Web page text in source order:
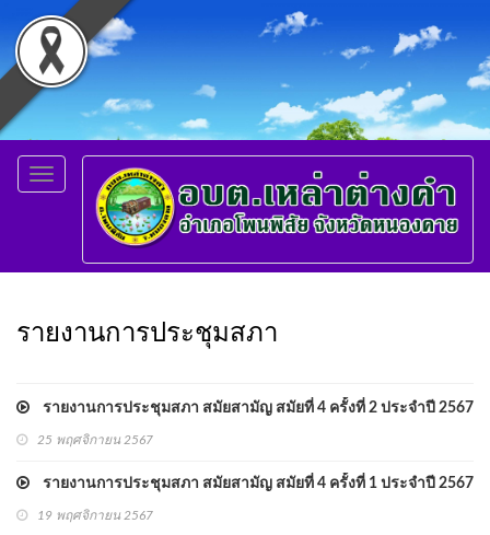
Toggle
navigation
รายงานการประชุมสภา
รายงานการประชุมสภา สมัยสามัญ สมัยที่ 4 ครั้งที่ 2 ประจำปี 2567
25 พฤศจิกายน 2567
รายงานการประชุมสภา สมัยสามัญ สมัยที่ 4 ครั้งที่ 1 ประจำปี 2567
19 พฤศจิกายน 2567